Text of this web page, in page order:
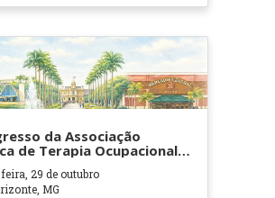
da Associação
de Terapia Ocupacional
Hospitalares e
Paliativos - ATOHOSP
29 de outubro
MG